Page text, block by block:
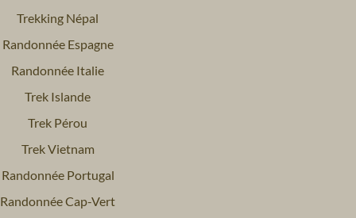
Trekking Népal
Randonnée Espagne
Randonnée Italie
Trek Islande
Trek Pérou
Trek Vietnam
Randonnée Portugal
Randonnée Cap-Vert